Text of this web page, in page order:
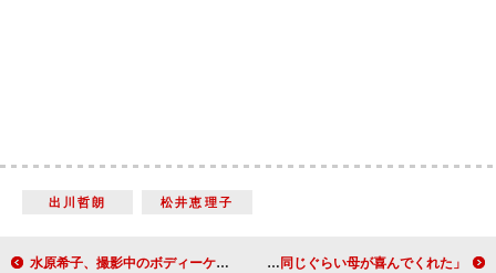
出川哲朗 松井恵理子
水原希子、撮影中のボディーケアを語る 「毎日おっぱいが大きくなるようなクリームを…」 宮澤佐江、松任谷由実との共演に歓喜 「私と同じぐらい母が喜んでくれた」